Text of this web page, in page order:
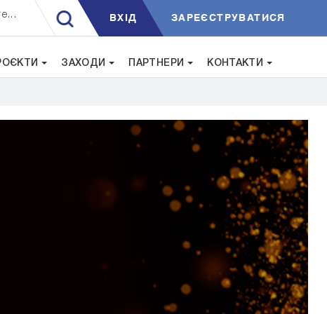
ВXIД ЗАРЕЄСТРУВАТИСЯ
ЗАХОДИ ПАРТНЕРИ КОНТАКТИ